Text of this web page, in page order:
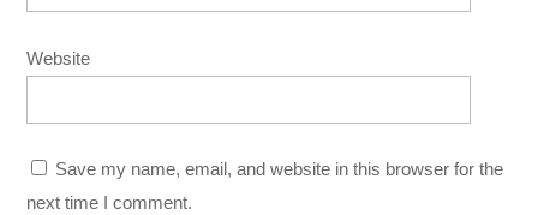
Website
Save my name, email, and website in this browser for the
next time I comment.